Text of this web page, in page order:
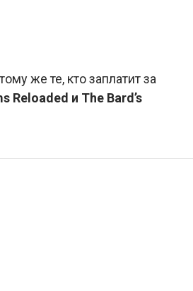
же те, кто заплатит за
Reloaded и The Bard’s